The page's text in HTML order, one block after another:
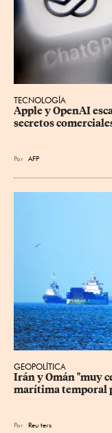
TECNOLOGÍA
Apple y OpenAI
secretos
Por AFP
GEOPOLÍTICA
Irán y Omán "muy
marítima temporal
Por Reu ters